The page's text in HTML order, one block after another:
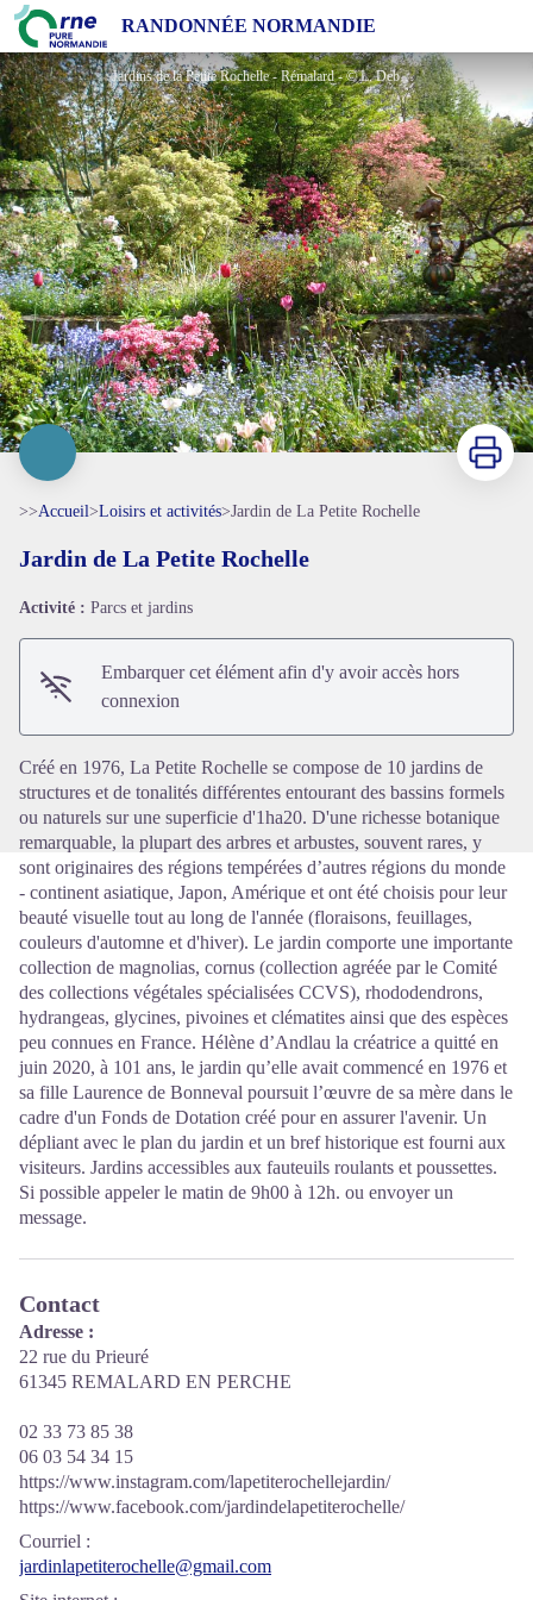
RANDONNÉE NORMANDIE
Jardin de La Petite Rochelle
Jardins de la Petite Rochelle - Rémalard - © L. Debonneval
Voir l'image en plein écran
Imprimer
>>Accueil>Loisirs et activités>Jardin de La Petite Rochelle
Jardin de La Petite Rochelle
Activité : Parcs et jardins
Embarquer cet élément afin d'y avoir accès hors
connexion
Créé en 1976, La Petite Rochelle se compose de 10 jardins de
structures et de tonalités différentes entourant des bassins formels
ou naturels sur une superficie d'1ha20. D'une richesse botanique
remarquable, la plupart des arbres et arbustes, souvent rares, y
sont originaires des régions tempérées d’autres régions du monde
- continent asiatique, Japon, Amérique et ont été choisis pour leur
beauté visuelle tout au long de l'année (floraisons, feuillages,
couleurs d'automne et d'hiver). Le jardin comporte une importante
collection de magnolias, cornus (collection agréée par le Comité
des collections végétales spécialisées CCVS), rhododendrons,
hydrangeas, glycines, pivoines et clématites ainsi que des espèces
peu connues en France. Hélène d’Andlau la créatrice a quitté en
juin 2020, à 101 ans, le jardin qu’elle avait commencé en 1976 et
sa fille Laurence de Bonneval poursuit l’œuvre de sa mère dans le
cadre d'un Fonds de Dotation créé pour en assurer l'avenir. Un
dépliant avec le plan du jardin et un bref historique est fourni aux
visiteurs. Jardins accessibles aux fauteuils roulants et poussettes.
Si possible appeler le matin de 9h00 à 12h. ou envoyer un
message.
Contact
Adresse :
22 rue du Prieuré
61345 REMALARD EN PERCHE
02 33 73 85 38
06 03 54 34 15
https://www.instagram.com/lapetiterochellejardin/
https://www.facebook.com/jardindelapetiterochelle/
Courriel :
jardinlapetiterochelle@gmail.com